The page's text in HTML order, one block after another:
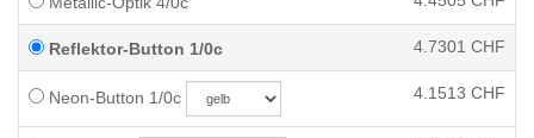
Reflektor-Button 1/0c 4.7301 CHF
Neon-Button 1/0c 4.1513 CHF